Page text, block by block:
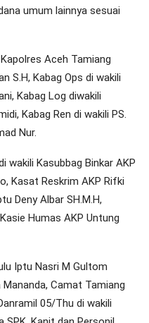
umum lainnya sesuai
Aceh Tamiang
S.H, Kabag Ops di wakili
Kabag Log diwakili
Kabag Ren di wakili PS.
Nur.
wakili Kasubbag Binkar AKP
Kasat Reskrim AKP Rifki
Deny Albar SH.M.H,
Humas AKP Untung
Iptu Nasri M Gultom
Camat Tamiang
05/Thu di wakili